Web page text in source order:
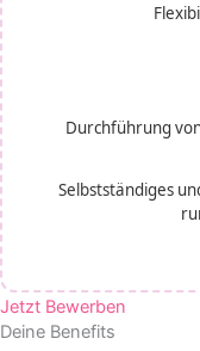
Durchführung
Selbstständiges
Jetzt Bewerben
Deine Benefits